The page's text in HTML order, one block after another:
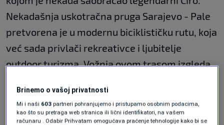
Nekadašnja uskotračna pruga Sarajevo - Pale
pretvorena je u modernu biciklističku rutu, koja
već sada privlači rekreativce i ljubitelje
outdoor turizma. Vožnja ovom trasom izgleda
uspona, staza je osim za rekreativce, pogodna i
za ozbiljnije bicikliste.
Brinemo o vašoj privatnosti
Mi i naši 603 partneri pohranjujemo i pristupamo osobnim podacima,
kao što su pretraga web stranica ili lični identifikatori, na vašem
računaru . Odabir Prihvatam omogućava praćenje tehnologije kako bi se